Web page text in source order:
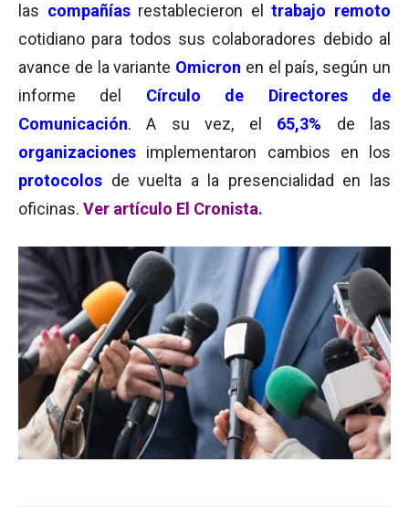
las compañíasrestablecieron eltrabajo remoto
cotidiano para todos sus colaboradores debido al
avance de la variante Omicron en el país, según un
informe del Círculo de Directores de
Comunicación. A su vez, el 65,3% de las
organizaciones implementaron cambios en los
protocolos de vuelta a la presencialidad en las
oficinas. Ver artículo El Cronista.